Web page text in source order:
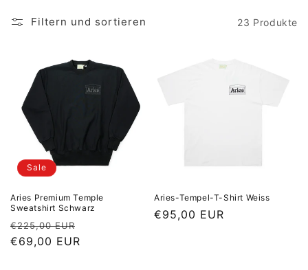
Filtern und sortieren 23 Produkte
Sale
Aries Premium Temple
Sweatshirt Schwarz
Normaler Preis
€225,00 EUR
€69,00 EUR
Aries-Tempel-T-Shirt Weiss
Normaler Preis
€95,00 EUR